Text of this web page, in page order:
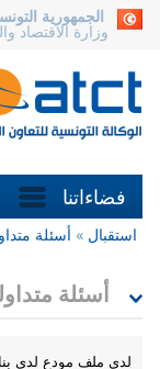
الجمهورية
وزارة الاقتصاد
فضاءاتنا
أنت
استقبال » أسئلة
أسئلة
لدي ملف مودع لدى